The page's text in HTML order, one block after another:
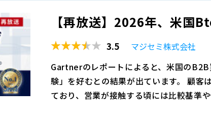
【再放送】2026年、米国
3.5
マジセミ株式会社
Gartnerのレポートによると、米国の
験」を好むとの結果が出ています。 顧客
ており、営業が接触する頃には比較基準